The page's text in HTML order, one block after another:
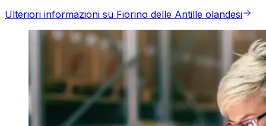
Ulteriori informazioni su Fiorino delle Antille olandesi